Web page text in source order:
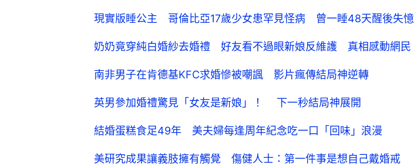
現實版睡公主 哥倫比亞17歲少女患罕見怪病 曾一睡48天醒後失憶
奶奶竟穿純白婚紗去婚禮 好友看不過眼新娘反維護 真相感動網民
南非男子在肯德基KFC求婚慘被嘲諷 影片瘋傳結局神逆轉
英男參加婚禮驚見「女友是新娘」！ 下一秒結局神展開
結婚蛋糕食足49年 美夫婦每逢周年紀念吃一口「回味」浪漫
美研究成果讓義肢擁有觸覺 傷健人士：第一件事是想自己戴婚戒